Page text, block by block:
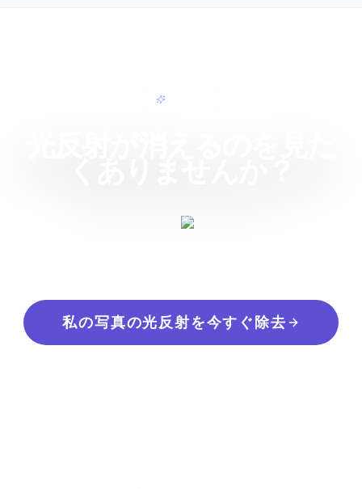
簡単編集
あなたの画像がどうなるか想像するのはもうやめ
私の写真の光反射を今すぐ除去